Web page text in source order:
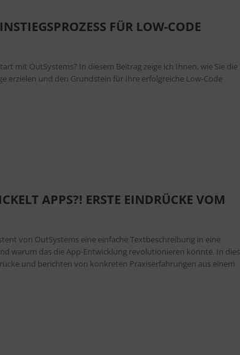
FÜR LOW-CODE
mit OutSystems? In diesem Beitrag zeige ich Ihnen, wie Sie die
erzielen und den Grundstein für Ihre erfolgreiche Low-Code
APPS?! ERSTE EINDRÜCKE VOM
von OutSystems eine einfache Textbeschreibung in eine
warum das die App-Entwicklung revolutionieren könnte. In
und berichten von konkreten Praxiserfahrungen aus einem